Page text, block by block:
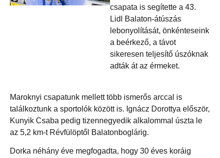
csapata is segítette a 43.
Lidl Balaton-átúszás
lebonyolítását, önkénteseink
a beérkező, a távot
sikeresen teljesítő úszóknak
adták át az érmeket.
Maroknyi csapatunk mellett több ismerős arccal is
találkoztunk a sportolók között is. Ignácz Dorottya először,
Kunyik Csaba pedig tizennegyedik alkalommal úszta le
az 5,2 km-t Révfülöptől Balatonboglárig.
Dorka néhány éve megfogadta, hogy 30 éves koráig